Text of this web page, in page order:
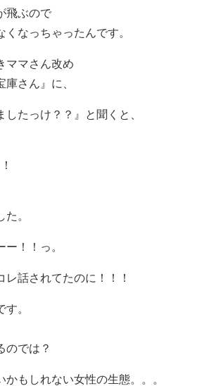
飛ぶので
なっちゃったんです。
ママさん改め
庫さん』に、
したっけ？？』と聞くと、
。
ー！！っ。
レ話されてたのに！！！
。
のでは？
かもしれない女性の生態。。。